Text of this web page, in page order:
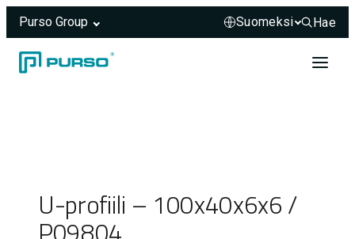
Purso Group
Hae
Hae
U-profiili – 100x40x6x6 /